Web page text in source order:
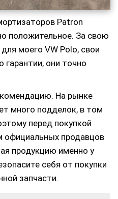
Patron
положительное. За свою
моего VW Polo, свои
они точно
На рынке
много подделок, в том
перед покупкой
официальных продавцов
продукцию именно у
себя от покупки
запчасти.